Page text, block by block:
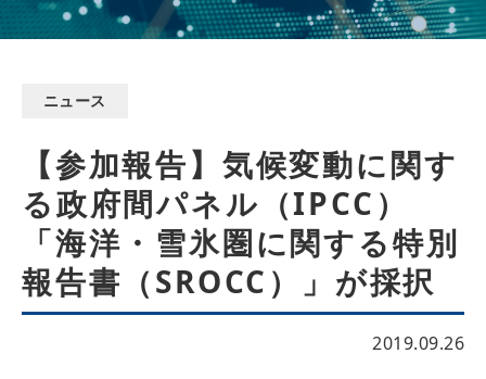
ニュース
【参加報告】気候変動に関す
る政府間パネル（IPCC）
「海洋・雪氷圏に関する特別
報告書（SROCC）」が採択
2019.09.26